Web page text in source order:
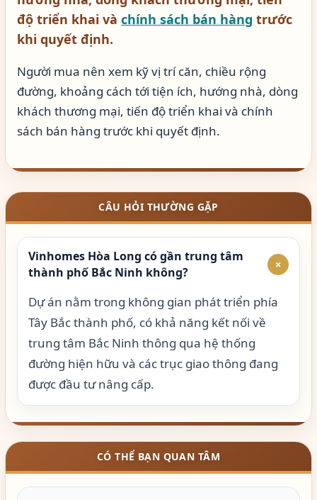
độ triển khai và chính sách bán hàng trước
khi quyết định.
Người mua nên xem kỹ vị trí căn, chiều rộng
đường, khoảng cách tới tiện ích, hướng nhà, dòng
khách thương mại, tiến độ triển khai và chính
sách bán hàng trước khi quyết định.
CÂU HỎI THƯỜNG GẶP
Vinhomes Hòa Long có gần trung tâm
thành phố Bắc Ninh không?
+
Dự án nằm trong không gian phát triển phía
Tây Bắc thành phố, có khả năng kết nối về
trung tâm Bắc Ninh thông qua hệ thống
đường hiện hữu và các trục giao thông đang
được đầu tư nâng cấp.
CÓ THỂ BẠN QUAN TÂM